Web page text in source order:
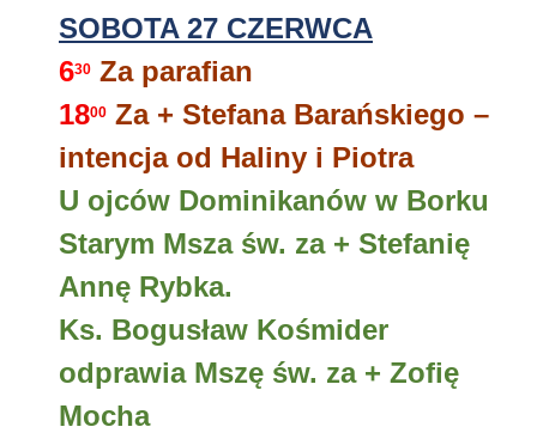
SOBOTA 27 CZERWCA
630 Za parafian
1800 Za + Stefana Barańskiego –
intencja od Haliny i Piotra
U ojców Dominikanów w Borku
Starym Msza św. za + Stefanię
Annę Rybka.
Ks. Bogusław Kośmider
odprawia Mszę św. za + Zofię
Mocha